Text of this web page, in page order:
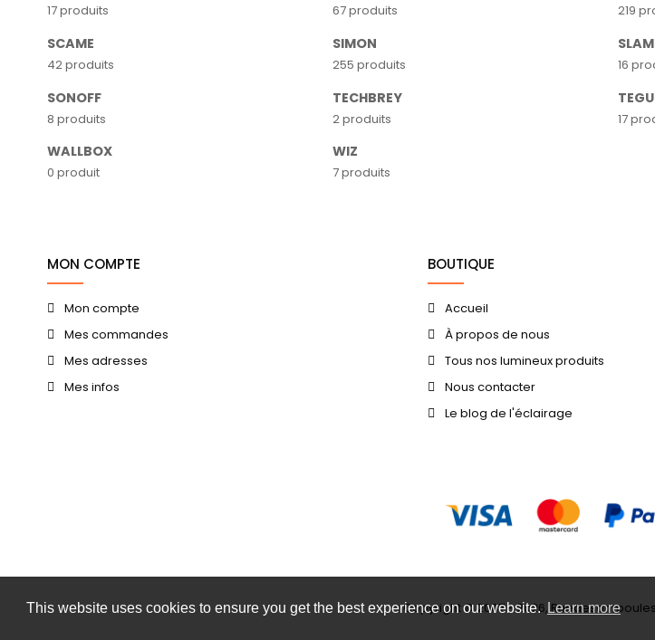
This website uses cookies to ensure you get the best experience on our website.Learn more
17 produits 67 produits 219
SCAME
42 produits
SIMON
255 produits 16
SONOFF
8 produits
TECHBREY
2 produits 17
WALLBOX
0 produit
WIZ
7 produits
MON COMPTE
Mon compte
Mes commandes
Mes adresses
Mes infos
BOUTIQUE
Accueil
À propos de nous
Tous nos lumineux produits
Nous contacter
Le blog de l'éclairage
Copyright © 2007 - 2026,